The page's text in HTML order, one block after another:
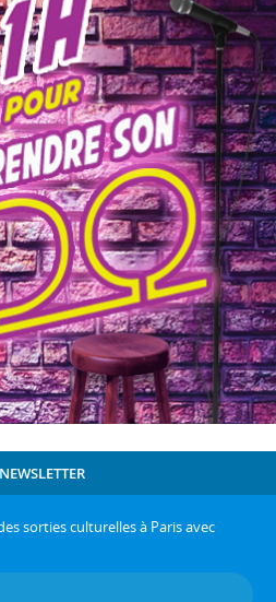
sorties culturelles à Paris avec